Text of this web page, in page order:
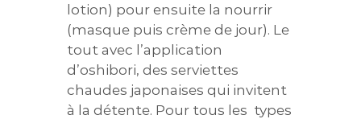
lotion) pour ensuite la nourrir
(masque puis crème de jour). Le
tout avec l’application
d’oshibori, des serviettes
chaudes japonaises qui invitent
à la détente. Pour tous les types